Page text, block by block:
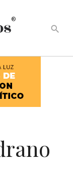
®
search